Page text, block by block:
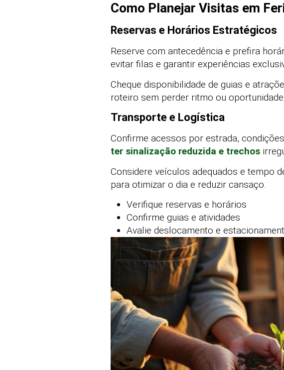
Como Planejar Visitas em
Reservas e Horários Estratégicos
Reserve com antecedência e prefira
evitar filas e garantir experiências
Cheque disponibilidade de guias e
roteiro sem perder ritmo ou oportunidade.
Transporte e Logística
Confirme acessos por estrada,
ter sinalização reduzida e trechos
Considere veículos adequados e tempo
para otimizar o dia e reduzir cansaço.
Verifique reservas e horários
Confirme guias e atividades
Avalie deslocamento e